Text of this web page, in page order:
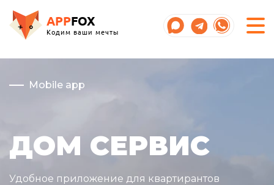
APPFOX
Кодим ваши мечты
Mobile app
ДОМ СЕРВИС
Удобное приложение для квартирантов